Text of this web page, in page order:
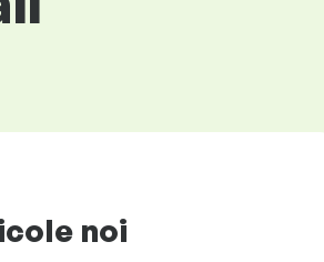
noi